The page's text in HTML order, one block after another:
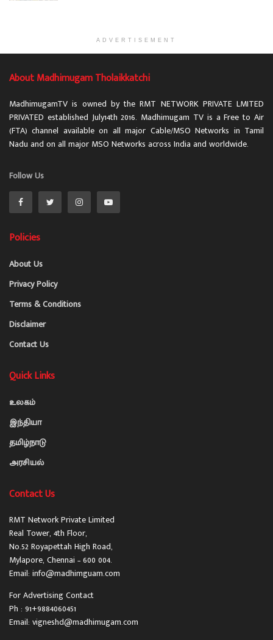
ADVERTISEMENT
About Madhimugam Tholaikkatchi
MadhimugamTV is owned by the RMT NETWORK PRIVATE LMITED
PRIVATED established July14th 2016. Madhimugam TV is a Free to Air
(FTA) channel available on all major Cable/MSO Networks in Tamil
Nadu and on all major MSO Networks across India and worldwide.
Follow Us
Policies
About Us
Privacy Policy
Terms & Conditions
Disclaimer
Contact Us
Quick Links
உலகம்
இந்தியா
தமிழ்நாடு
அரசியல்
Contact Us
RMT Network Private Limited
Real Tower, 4th Floor,
No.52 Royapettah High Road,
Mylapore, Chennai – 600 004.
Email: info@madhimguam.com
For Advertising Contact
Ph : 91+9884060451
Email: vigneshd@madhimugam.com